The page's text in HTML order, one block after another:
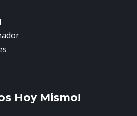
Hoy Mismo!